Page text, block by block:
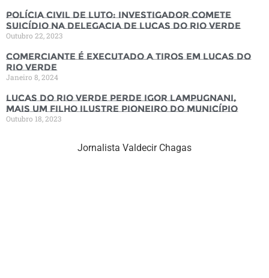
Polícia Civil de luto: Investigador comete
suicídio na Delegacia de Lucas do Rio Verde
Outubro 22, 2023
Comerciante é executado a tiros em Lucas do
Rio Verde
Janeiro 8, 2024
Lucas do Rio Verde perde Igor Lampugnani,
mais um filho ilustre pioneiro do município
Outubro 18, 2023
Jornalista Valdecir Chagas